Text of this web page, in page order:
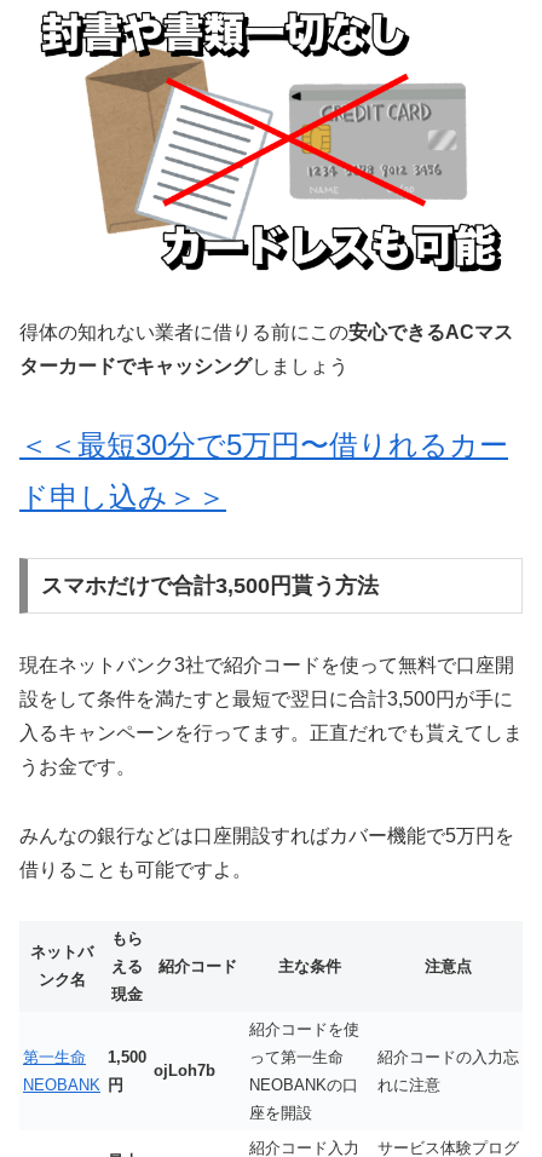
得体の知れない業者に借りる前にこの安心できるACマス
ターカードでキャッシングしましょう
＜＜最短30分で5万円〜借りれるカー
ド申し込み＞＞
スマホだけで合計3,500円貰う方法
現在ネットバンク3社で紹介コードを使って無料で口座開
設をして条件を満たすと最短で翌日に合計3,500円が手に
入るキャンペーンを行ってます。正直だれでも貰えてしま
うお金です。
みんなの銀行などは口座開設すればカバー機能で5万円を
借りることも可能ですよ。
ネットバ
ンク名
もら
える
現金
紹介コード 主な条件 注意点
第一生命
NEOBANK
1,500
円
ojLoh7b
紹介コードを使
って第一生命
NEOBANKの口
座を開設
紹介コードの入力忘
れに注意
紹介コード入力 サービス体験プログ